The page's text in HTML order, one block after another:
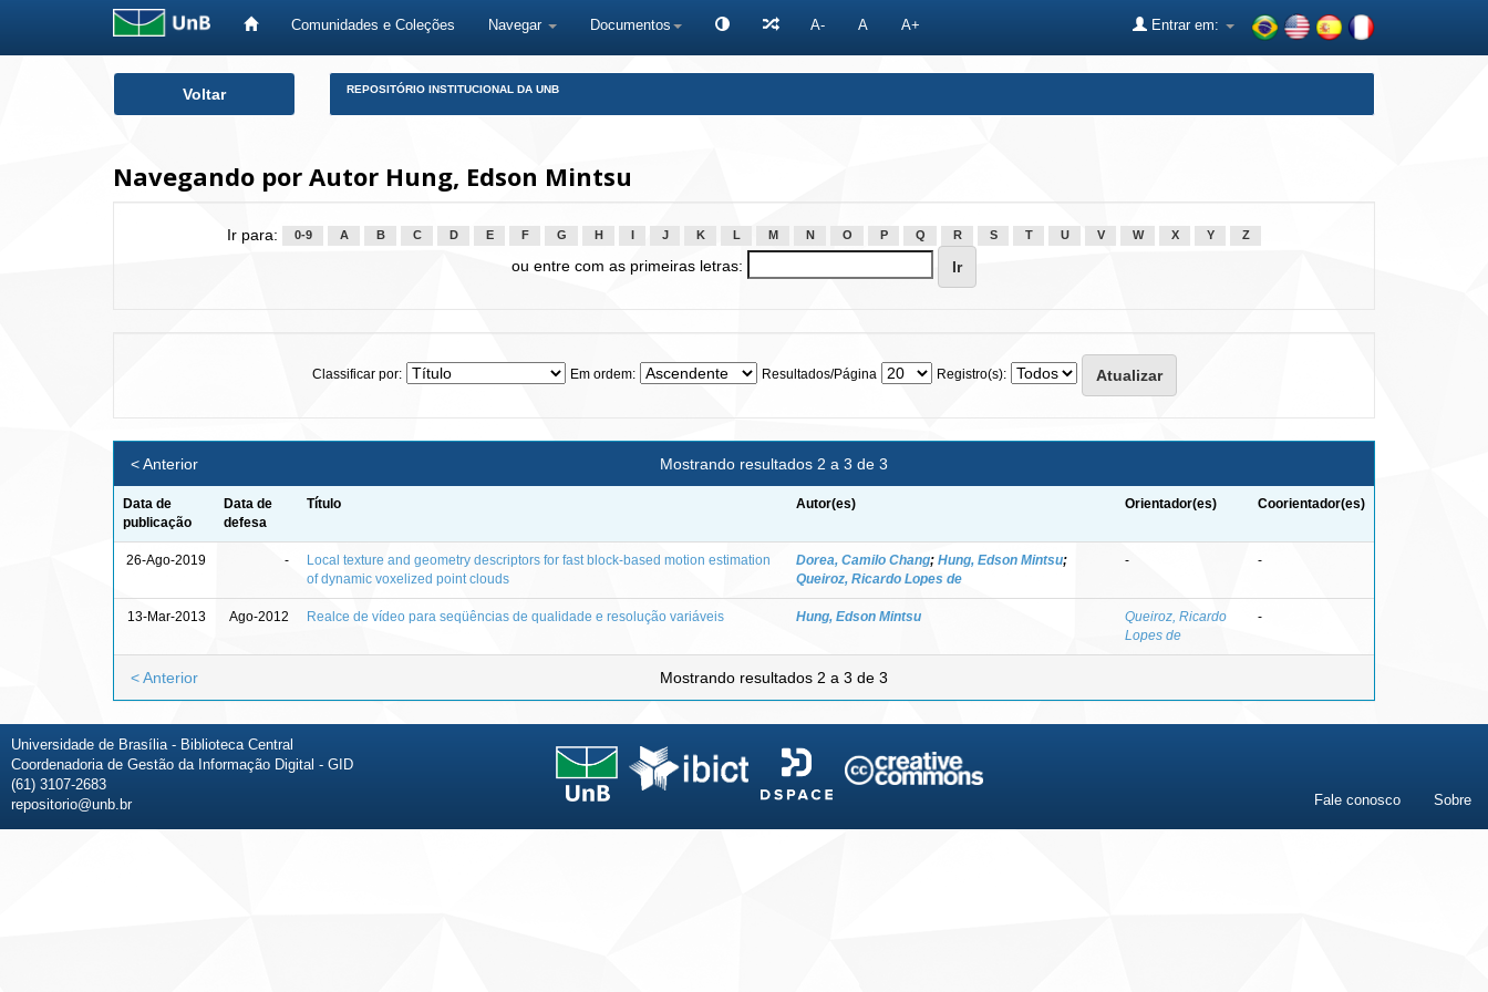
Comunidades e Coleções Navegar Documentos A- A A+ Entrar em:
Voltar REPOSITÓRIO INSTITUCIONAL DA UNB
Navegando por Autor Hung, Edson Mintsu
Ir para: 0-9 A B C D E F G H J K L M N O P Q R S T U V W X Y Z
ou entre com as primeiras letras:
Classificar por: Em ordem: Resultados/Página Registro(s):
Mostrando resultados 2 a 3 de 3
< Anterior
Data de
publicação
Data de
defesa
Título Autor(es) Orientador(es) Coorientador(es)
26-Ago-2019 -
Local texture and geometry descriptors for fast block-based motion estimation
of dynamic voxelized point clouds
Dorea, Camilo Chang; Hung, Edson Mintsu;
Queiroz, Ricardo Lopes de
- -
13-Mar-2013 Ago-2012 Realce de vídeo para seqüências de qualidade e resolução variáveis Hung, Edson Mintsu
Queiroz, Ricardo
Lopes de
-
Mostrando resultados 2 a 3 de 3
< Anterior
Universidade de Brasília - Biblioteca Central
Coordenadoria de Gestão da Informação Digital - GID
(61) 3107-2683
repositorio@unb.br
Fale conosco Sobre